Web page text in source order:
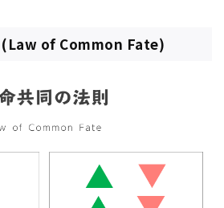
(Law of Common Fate)